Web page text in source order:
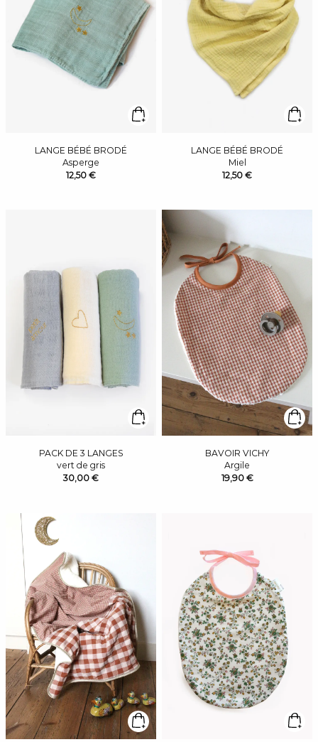
LANGE BÉBÉ BRODÉ
Asperge
12,50 €
LANGE BÉBÉ BRODÉ
Miel
12,50 €
PACK DE 3 LANGES
vert de gris
30,00 €
BAVOIR VICHY
Argile
19,90 €